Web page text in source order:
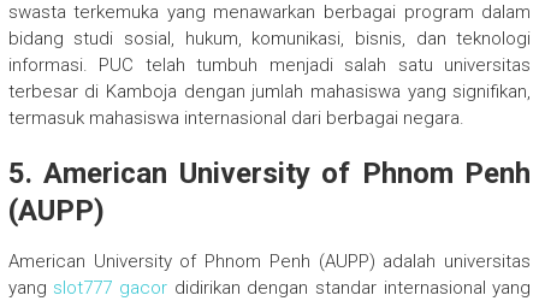
swasta terkemuka yang menawarkan berbagai program dalam
bidang studi sosial, hukum, komunikasi, bisnis, dan teknologi
informasi. PUC telah tumbuh menjadi salah satu universitas
terbesar di Kamboja dengan jumlah mahasiswa yang signifikan,
termasuk mahasiswa internasional dari berbagai negara.
5. American University of Phnom Penh
(AUPP)
American University of Phnom Penh (AUPP) adalah universitas
yang slot777 gacor didirikan dengan standar internasional yang